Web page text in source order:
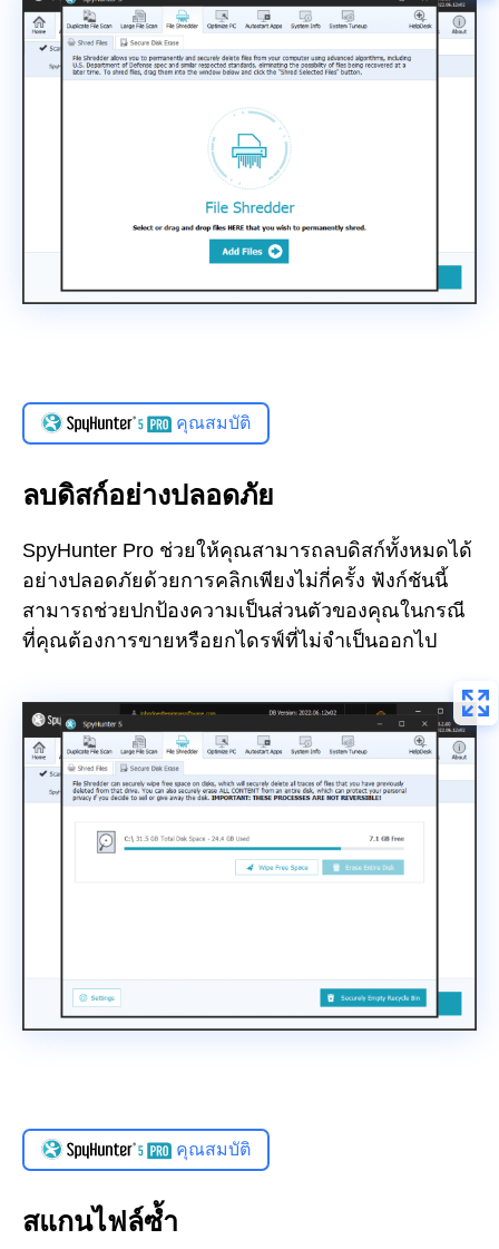
คุณสมบัติ
ลบดิสก์อย่างปลอดภัย
SpyHunter Pro ช่วยให้คุณสามารถลบดิสก์ทั้งหมดได้
อย่างปลอดภัยด้วยการคลิกเพียงไม่กี่ครั้ง ฟังก์ชันนี้
สามารถช่วยปกป้องความเป็นส่วนตัวของคุณในกรณี
ที่คุณต้องการขายหรือยกไดรฟ์ที่ไม่จำเป็นออกไป
คุณสมบัติ
สแกนไฟล์ซ้ำ